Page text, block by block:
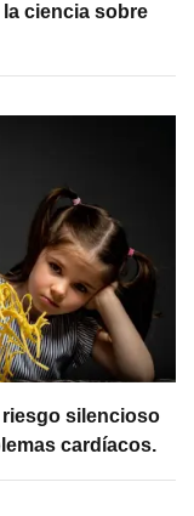
ciencia sobre
silencioso
cardíacos.